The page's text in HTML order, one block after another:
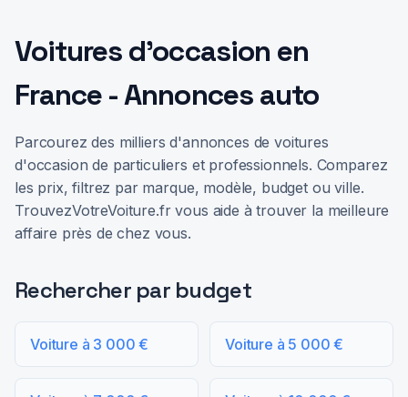
Voitures d'occasion en
France - Annonces auto
Parcourez des milliers d'annonces de voitures
d'occasion de particuliers et professionnels. Comparez
les prix, filtrez par marque, modèle, budget ou ville.
TrouvezVotreVoiture.fr vous aide à trouver la meilleure
affaire près de chez vous.
Rechercher par budget
Voiture à 3 000 € Voiture à 5 000 €